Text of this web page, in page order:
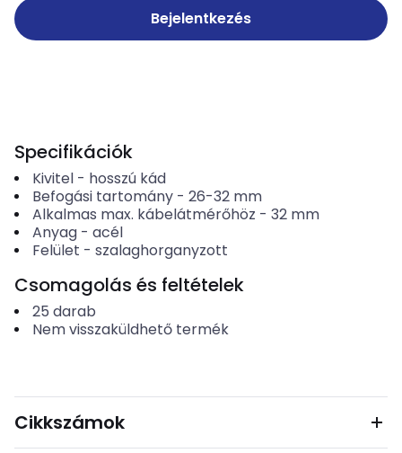
Bejelentkezés
Specifikációk
Kivitel- hosszú kád
Befogási tartomány- 26-32 mm
Alkalmas max. kábelátmérőhöz - 32 mm
Anyag- acél
Felület - szalaghorganyzott
Csomagolás és feltételek
25 darab
Nem visszaküldhető termék
Cikkszámok